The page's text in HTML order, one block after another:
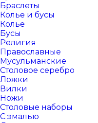
Браслеты
Колье и бусы
Колье
Бусы
Религия
Православные
Мусульманские
Столовое серебро
Ложки
Вилки
Ножи
Столовые наборы
С эмалью